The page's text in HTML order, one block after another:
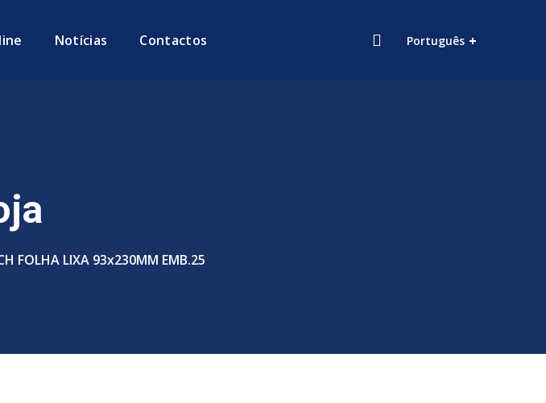
Notícias Contactos Português
FOLHA LIXA 93x230MM EMB.25